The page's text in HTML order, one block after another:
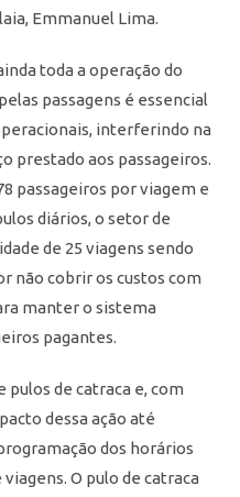
Emmanuel Lima.
toda a operação do
passagens é essencial
interferindo na
prestado aos passageiros.
passageiros por viagem e
diários, o setor de
de 25 viagens sendo
não cobrir os custos com
manter o sistema
pagantes.
de catraca e, com
dessa ação até
dos horários
O pulo de catraca